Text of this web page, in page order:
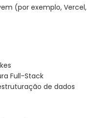
(por exemplo, Vercel,
Full-Stack
de dados